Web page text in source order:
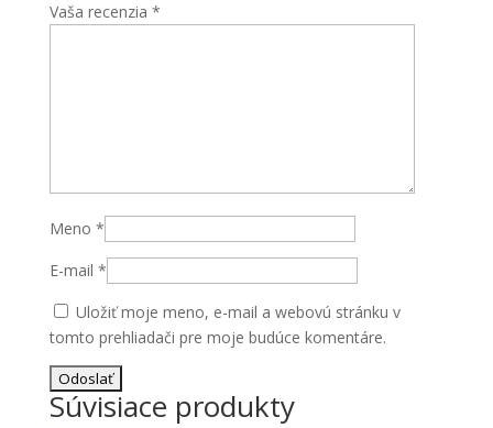
Vaša recenzia *
Meno *
E-mail *
Uložiť moje meno, e-mail a webovú stránku v
tomto prehliadači pre moje budúce komentáre.
Súvisiace produkty